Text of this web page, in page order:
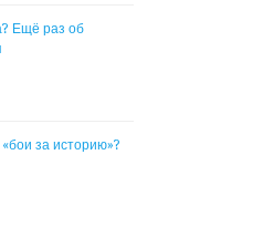
Ещё раз об
за историю»?